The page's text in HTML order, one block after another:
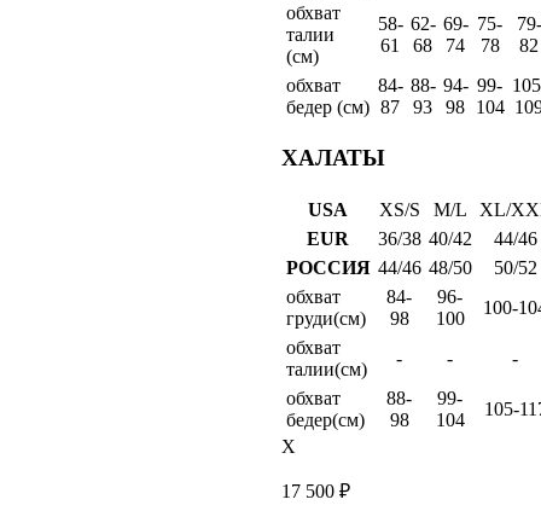
обхват
талии
(см)
58-
61
62-
68
69-
74
75-
78
79-
82
обхват
бедер (см)
84-
87
88-
93
94-
98
99-
104
ХАЛАТЫ
USA XS/S M/L
XL/
EUR
36/38 40/42
44/46
РОССИЯ 44/46 48/50
50/52
обхват
груди(см)
84-
98
96-
100
100-
обхват
талии(см)
- -
-
обхват
бедер(см)
88-
98
99-
104
105-
X
17 500 ₽